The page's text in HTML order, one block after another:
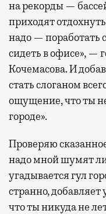
на рекорды —
приходят
надо — поработать
сидеть в офисе», —
Кочемасова. И
стать слоганом
ощущение, что ты
городе».
Проверяю
надо мной шумят
угадывается гул
странно,
что ты никуда не